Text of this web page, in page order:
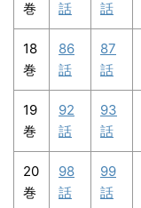
巻
話
話
18
巻
86
話
87
話
19
巻
92
話
93
話
20
巻
98
話
99
話